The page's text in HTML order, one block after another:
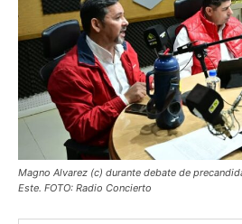
Magno Alvarez (c) durante debate de
Este. FOTO: Radio Concierto